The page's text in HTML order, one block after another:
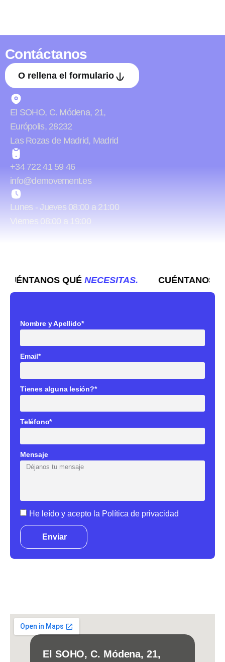
Contáctanos
O rellena el formulario
El SOHO, C. Módena, 21,
Európolis, 28232
Las Rozas de Madrid, Madrid
+34 722 41 59 46
info@demovement.es
Lunes - Jueves 08:00 a 21:00
Viernes 08:00 a 19:00
QUÉNECESITAS.CUÉNTANOS
Nombre y Apellido*
Email*
Tienes alguna lesión?*
Teléfono*
Mensaje
He leído y acepto la Política de privacidad
Enviar
El SOHO, C. Módena, 21,